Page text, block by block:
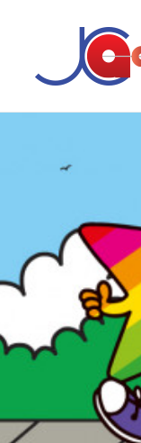
公眾教育
專業知識
家長專區
成果效益
ENGLISH